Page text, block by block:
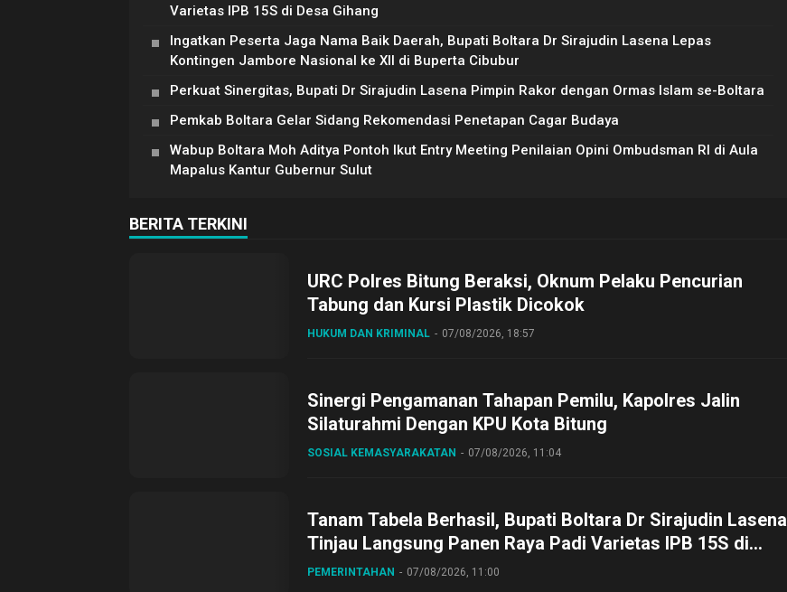
Varietas IPB 15S di Desa Gihang
Ingatkan Peserta Jaga Nama Baik Daerah, Bupati Boltara Dr Sirajudin Lasena Lepas
Kontingen Jambore Nasional ke XII di Buperta Cibubur
Perkuat Sinergitas, Bupati Dr Sirajudin Lasena Pimpin Rakor dengan Ormas Islam se-Boltara
Pemkab Boltara Gelar Sidang Rekomendasi Penetapan Cagar Budaya
Wabup Boltara Moh Aditya Pontoh Ikut Entry Meeting Penilaian Opini Ombudsman RI di Aula
Mapalus Kantur Gubernur Sulut
BERITA TERKINI
URC Polres Bitung Beraksi, Oknum Pelaku Pencurian
Tabung dan Kursi Plastik Dicokok
HUKUM DAN KRIMINAL 07/08/2026, 18:57
Sinergi Pengamanan Tahapan Pemilu, Kapolres Jalin
Silaturahmi Dengan KPU Kota Bitung
SOSIAL KEMASYARAKATAN 07/08/2026, 11:04
Tanam Tabela Berhasil, Bupati Boltara Dr Sirajudin Lasena
Tinjau Langsung Panen Raya Padi Varietas IPB 15S di
Desa Gihang
PEMERINTAHAN 07/08/2026, 11:00